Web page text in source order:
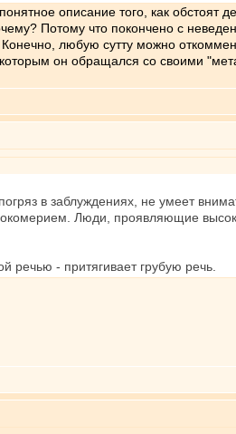
описание того, как обстоят
Потому что покончено с
любую сутту можно
он обращался со своими
в заблуждениях, не умеет
Люди, проявляющие
речью - притягивает грубую речь.